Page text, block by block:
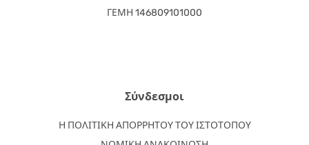
ΓΕΜΗ 146809101000
Σύνδεσμοι
Η ΠΟΛΙΤΙΚΗ ΑΠΟΡΡΗΤΟΥ ΤΟΥ ΙΣΤΟΤΟΠΟΥ